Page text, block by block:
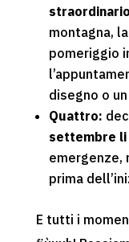
straordinario
montagna,
pomeriggio
disegno o
Quattro:
settembre
emergenze,
prima
E tutti i